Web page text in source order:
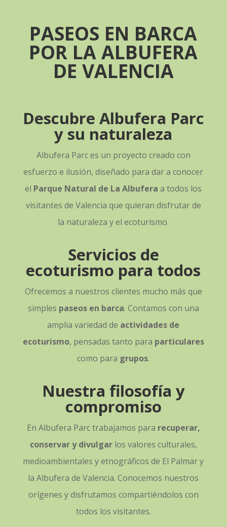
PASEOS EN BARCA
POR LA ALBUFERA
DE VALENCIA
Descubre Albufera Parc
y su naturaleza
Albufera Parc es un proyecto creado con
esfuerzo e ilusión, diseñado para dar a conocer
el Parque Natural de La Albufera a todos los
visitantes de Valencia que quieran disfrutar de
la naturaleza y el ecoturismo.
Servicios de
ecoturismo para todos
Ofrecemos a nuestros clientes mucho más que
simples paseos en barca. Contamos con una
amplia variedad de actividades de
ecoturismo, pensadas tanto para particulares
como para grupos.
Nuestra filosofía y
compromiso
En Albufera Parc trabajamos para recuperar,
conservar y divulgarlos valores culturales,
medioambientales y etnográficos de El Palmar y
la Albufera de Valencia. Conocemos nuestros
orígenes y disfrutamos compartiéndolos con
todos los visitantes.